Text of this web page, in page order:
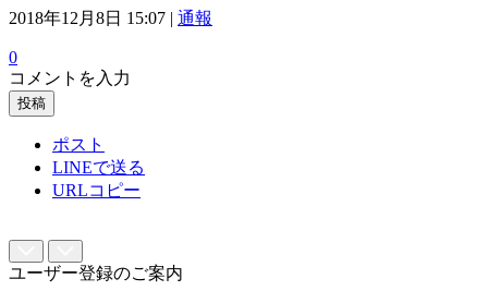
2018年12月8日 15:07 | 通報
0
コメントを入力
投稿
ポスト
LINEで送る
URLコピー
ユーザー登録のご案内